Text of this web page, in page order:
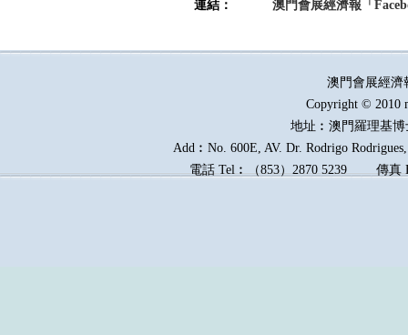
連結： 澳門會展經濟報「
澳門會展經
Copyright © 2010
地址︰澳門羅理基
Add︰No. 600E, AV. Dr. Rodrigo
電話 Tel︰（853）2870 5239傳真